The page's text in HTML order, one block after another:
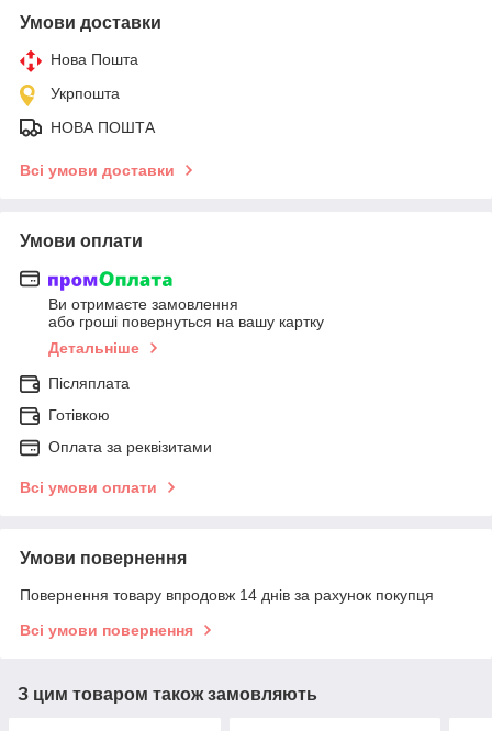
Умови доставки
Нова Пошта
Укрпошта
НОВА ПОШТА
Всі умови доставки
Умови оплати
Ви отримаєте замовлення
або гроші повернуться на вашу картку
Детальніше
Післяплата
Готівкою
Оплата за реквізитами
Всі умови оплати
Умови повернення
Повернення товару впродовж 14 днів за рахунок покупця
Всі умови повернення
З цим товаром також замовляють